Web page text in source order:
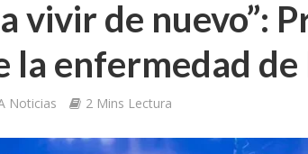
vivir de nuevo”:
la enfermedad
Noticias 2 Mins Lectura